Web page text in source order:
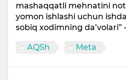
mashaqqatli mehnatini
yomon ishlashi uchun
sobiq xodimning da’volari”
AQSh Meta